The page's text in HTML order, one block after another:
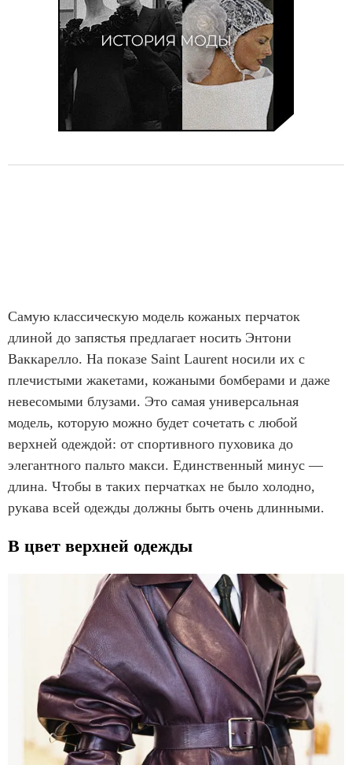
Самую классическую модель кожаных перчаток
длиной до запястья предлагает носить Энтони
Ваккарелло. На показе Saint Laurent носили их с
плечистыми жакетами, кожаными бомберами и даже
невесомыми блузами. Это самая универсальная
модель, которую можно будет сочетать с любой
верхней одеждой: от спортивного пуховика до
элегантного пальто макси. Единственный минус —
длина. Чтобы в таких перчатках не было холодно,
рукава всей одежды должны быть очень длинными.
В цвет верхней одежды